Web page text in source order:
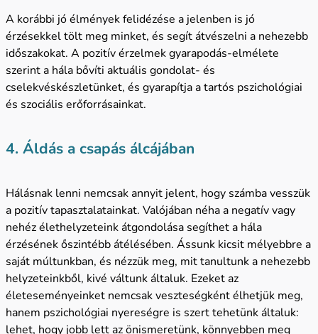
A korábbi jó élmények felidézése a jelenben is jó
érzésekkel tölt meg minket, és segít átvészelni a nehezebb
időszakokat. A pozitív érzelmek gyarapodás-elmélete
szerint a hála bővíti aktuális gondolat- és
cselekvéskészletünket, és gyarapítja a tartós pszichológiai
és szociális erőforrásainkat.
4. Áldás a csapás álcájában
Hálásnak lenni nemcsak annyit jelent, hogy számba vesszük
a pozitív tapasztalatainkat. Valójában néha a negatív vagy
nehéz élethelyzeteink átgondolása segíthet a hála
érzésének őszintébb átélésében. Ássunk kicsit mélyebbre a
saját múltunkban, és nézzük meg, mit tanultunk a nehezebb
helyzeteinkből, kivé váltunk általuk. Ezeket az
életeseményeinket nemcsak veszteségként élhetjük meg,
hanem pszichológiai nyereségre is szert tehetünk általuk:
lehet, hogy jobb lett az önismeretünk, könnyebben meg